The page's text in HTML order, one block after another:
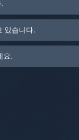
있습니다.
요.